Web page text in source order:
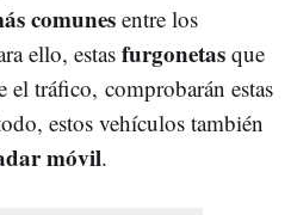
comunes entre los
ello, estas furgonetas que
el tráfico, comprobarán estas
estos vehículos también
móvil.